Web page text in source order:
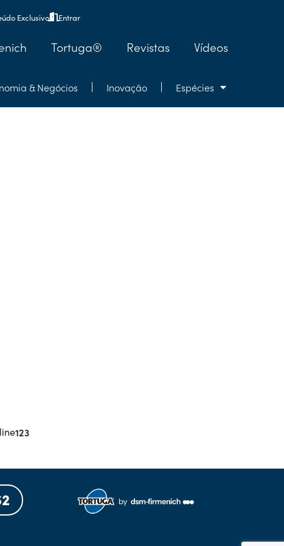
Exclusivo Entrar
Tortuga® Revistas Vídeos
& Negócios Inovação Espécies
123